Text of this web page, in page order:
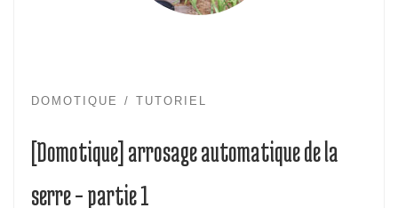
DOMOTIQUE TUTORIEL
[Domotique] arrosage automatique de la
serre – partie 1